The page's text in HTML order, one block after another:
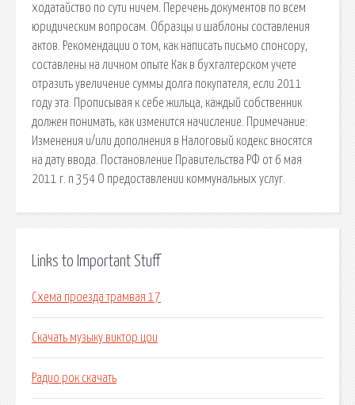
ходатайство по сути ничем. Перечень документов по всем
юридическим вопросам. Образцы и шаблоны составления
актов. Рекомендации о том, как написать письмо спонсору,
составлены на личном опыте Как в бухгалтерском учете
отразить увеличение суммы долга покупателя, если 2011
году эта. Прописывая к себе жильца, каждый собственник
должен понимать, как изменится начисление. Примечание:
Изменения и/или дополнения в Налоговый кодекс вносятся
на дату ввода. Постановление Правительства РФ от 6 мая
2011 г. n 354 О предоставлении коммунальных услуг.
Links to Important Stuff
Схема проезда трамвая 17
Скачать музыку виктор цои
Радио рок скачать